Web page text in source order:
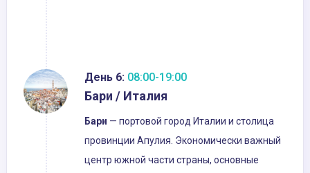
День 6: 08:00-19:00
Бари / Италия
Бари — портовой город Италии и столица
провинции Апулия. Экономически важный
центр южной части страны, основные